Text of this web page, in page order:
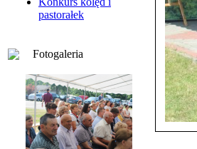
pastorałek
Fotogaleria